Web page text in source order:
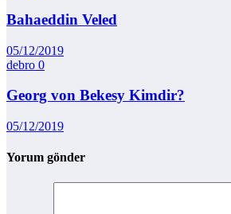
Bahaeddin Veled
05/12/2019
debro 0
Georg von Bekesy Kimdir?
05/12/2019
Yorum gönder